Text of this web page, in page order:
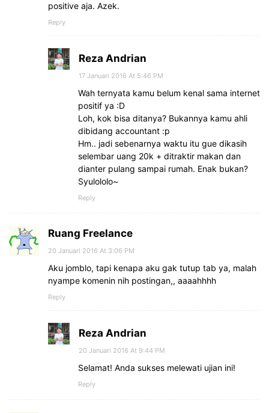
positive aja. Azek.
Reply
Reza Andrian
17 Januari 2016 At 5:46 PM
Wah ternyata kamu belum kenal sama internet
positif ya :D
Loh, kok bisa ditanya? Bukannya kamu ahli
dibidang accountant :p
Hm.. jadi sebenarnya waktu itu gue dikasih
selembar uang 20k + ditraktir makan dan
dianter pulang sampai rumah. Enak bukan?
Syulololo~
Reply
Ruang Freelance
20 Januari 2016 At 3:06 PM
Aku jomblo, tapi kenapa aku gak tutup tab ya, malah
nyampe komenin nih postingan,, aaaahhhh
Reply
Reza Andrian
20 Januari 2016 At 9:44 PM
Selamat! Anda sukses melewati ujian ini!
Reply